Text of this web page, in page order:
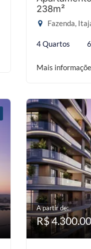
238m²
Fazenda,
4 Quartos
Mais
A partir de:
R$